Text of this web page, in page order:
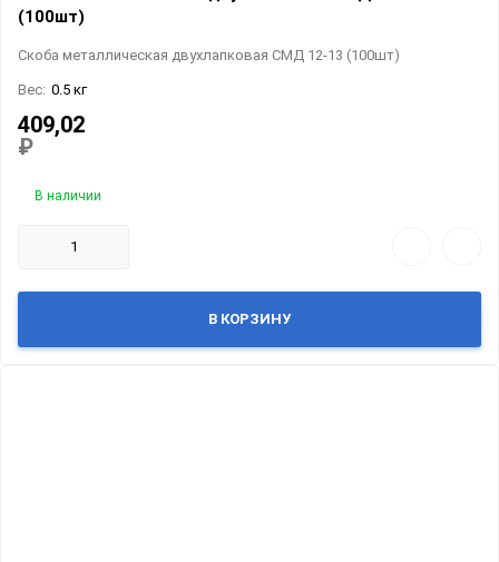
(100шт)
Скоба металлическая двухлапковая СМД 12-13 (100шт)
Вес: 0.5 кг
409,02
₽
В наличии
В КОРЗИНУ